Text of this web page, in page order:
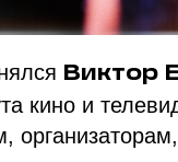
Виктор
кино и